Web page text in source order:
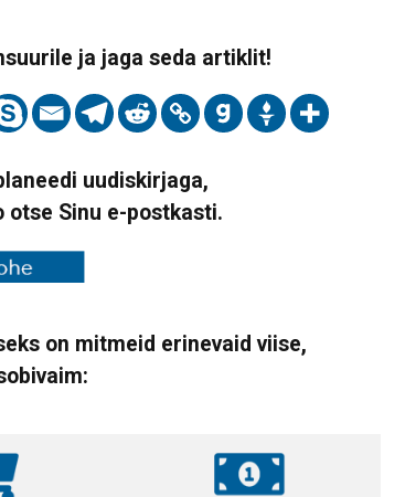
ja jaga seda artiklit!
uudiskirjaga,
Sinu e-postkasti.
on mitmeid erinevaid viise,